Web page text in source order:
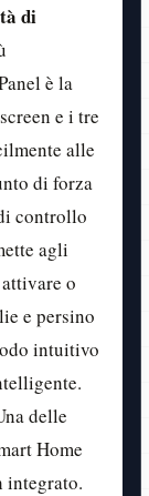
di
è la
e i tre
alle
di forza
controllo
agli
o
e persino
intuitivo
delle
Home
integrato.